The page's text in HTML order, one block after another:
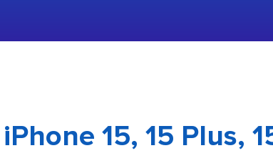
iPhone 15, 15 Plus,